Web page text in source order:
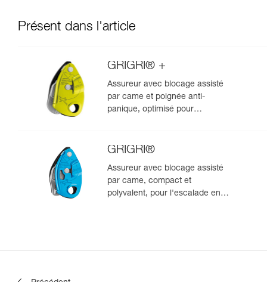
Présent dans l'article
GRIGRI® +
Assureur avec blocage assisté
par came et poignée anti-
panique, optimisé pour
GRIGRI®
Assureur avec blocage assisté
par came, compact et
polyvalent, pour l'escalade en